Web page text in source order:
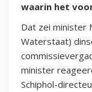
waarin het
Dat zei minister
Waterstaat)
minister
Schiphol-